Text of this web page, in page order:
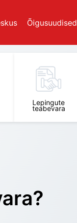
Õigusuudised
Lepingute
teabevara